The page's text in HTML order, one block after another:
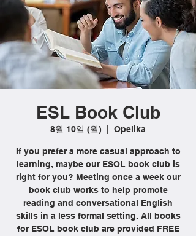
ESL Book Club
8월 10일 (월) Opelika
If you prefer a more casual approach to
learning, maybe our ESOL book club is
right for you? Meeting once a week our
book club works to help promote
reading and conversational English
skills in a less formal setting. All books
for ESOL book club are provided FREE